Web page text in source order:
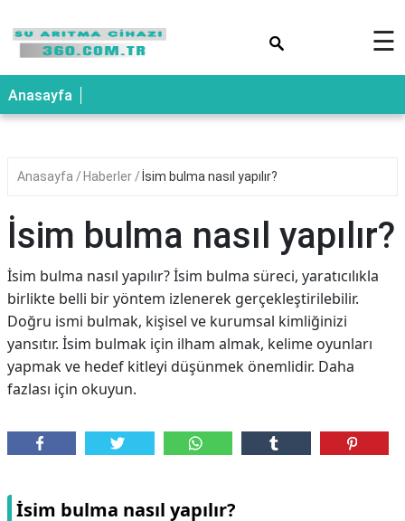
☰
Anasayfa
Anasayfa Haberler İsim bulma nasıl yapılır?
İsim bulma nasıl yapılır?
İsim bulma nasıl yapılır? İsim bulma süreci, yaratıcılıkla
birlikte belli bir yöntem izlenerek gerçekleştirilebilir.
Doğru ismi bulmak, kişisel ve kurumsal kimliğinizi
yansıtır. İsim bulmak için ilham almak, kelime oyunları
yapmak ve hedef kitleyi düşünmek önemlidir. Daha
fazlası için okuyun.
İsim bulma nasıl yapılır?